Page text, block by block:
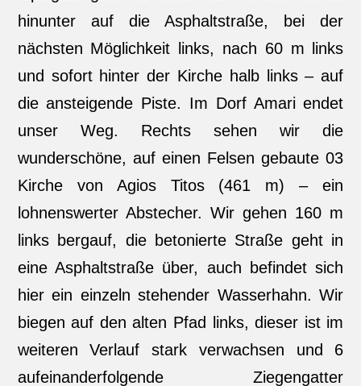
hinunter auf die Asphaltstraße, bei der
nächsten Möglichkeit links, nach 60 m links
und sofort hinter der Kirche halb links – auf
die ansteigende Piste. Im Dorf Amari endet
unser Weg. Rechts sehen wir die
wunderschöne, auf einen Felsen gebaute 03
Kirche von Agios Titos (461 m) – ein
lohnenswerter Abstecher. Wir gehen 160 m
links bergauf, die betonierte Straße geht in
eine Asphaltstraße über, auch befindet sich
hier ein einzeln stehender Wasserhahn. Wir
biegen auf den alten Pfad links, dieser ist im
weiteren Verlauf stark verwachsen und 6
aufeinanderfolgende Ziegengatter